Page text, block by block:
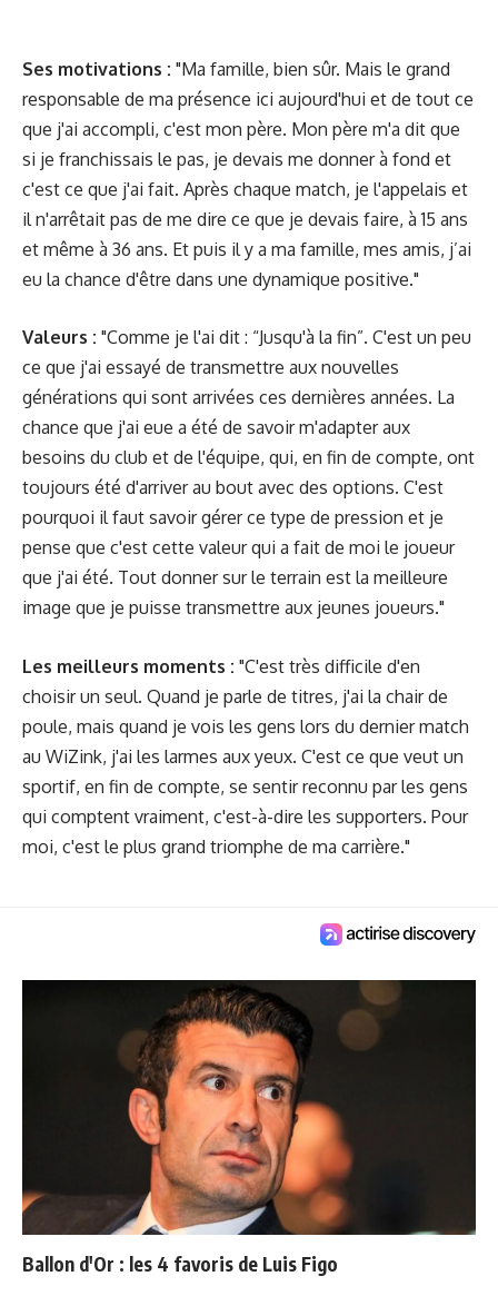
Ses motivations : "Ma famille, bien sûr. Mais le grand
responsable de ma présence ici aujourd'hui et de tout ce
que j'ai accompli, c'est mon père. Mon père m'a dit que
si je franchissais le pas, je devais me donner à fond et
c'est ce que j'ai fait. Après chaque match, je l'appelais et
il n'arrêtait pas de me dire ce que je devais faire, à 15 ans
et même à 36 ans. Et puis il y a ma famille, mes amis, j’ai
eu la chance d'être dans une dynamique positive."
Valeurs : "Comme je l'ai dit : “Jusqu'à la fin”. C'est un peu
ce que j'ai essayé de transmettre aux nouvelles
générations qui sont arrivées ces dernières années. La
chance que j'ai eue a été de savoir m'adapter aux
besoins du club et de l'équipe, qui, en fin de compte, ont
toujours été d'arriver au bout avec des options. C'est
pourquoi il faut savoir gérer ce type de pression et je
pense que c'est cette valeur qui a fait de moi le joueur
que j'ai été. Tout donner sur le terrain est la meilleure
image que je puisse transmettre aux jeunes joueurs."
Les meilleurs moments : "C'est très difficile d'en
choisir un seul. Quand je parle de titres, j'ai la chair de
poule, mais quand je vois les gens lors du dernier match
au WiZink, j'ai les larmes aux yeux. C'est ce que veut un
sportif, en fin de compte, se sentir reconnu par les gens
qui comptent vraiment, c'est-à-dire les supporters. Pour
moi, c'est le plus grand triomphe de ma carrière."
Ballon d'Or : les 4 favoris de Luis Figo